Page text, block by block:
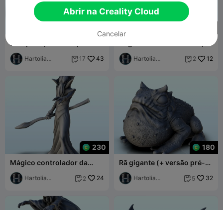
Scorpion (+ versão pré-
suportada) (13) -
miniaturas warhamm
Hartolia
 17 43
versão pré-suportada) (11)
- minHartolia
 2 12
230
Mágico controlador da
mente (+ versão pré-
suportada) (10) - mi
Hartolia
 2 24
180
Rã gigante (+ versão pré-
suportada) (8) - miniaturas
warham
Hartolia
 5 32
Abrir na Creality Cloud
Cancelar